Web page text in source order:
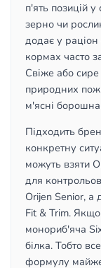
п'ять позицій
зерно чи
додає у раціон
кормах часто
Свіже або сире
природних
м'ясні
Підходить
конкретну
можуть взяти
для
Orijen Senior, а
Fit & Trim. Якщо
монориб'яча
білка. Тобто
формулу майже